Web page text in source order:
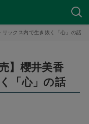
ックス内で生き抜く「心」の話
】櫻井美香
「心」の話